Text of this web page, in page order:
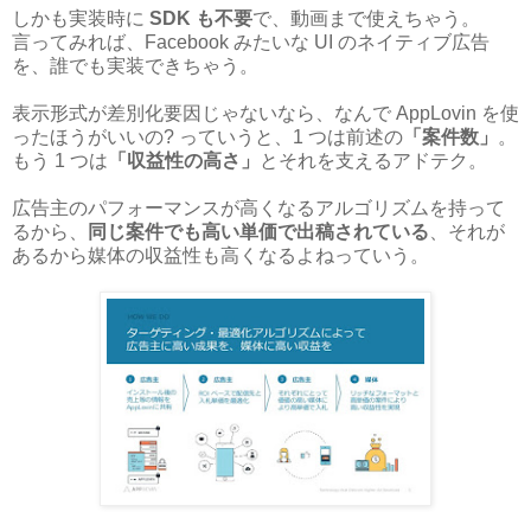
しかも実装時に SDK も不要で、動画まで使えちゃう。
言ってみれば、Facebook みたいな UI のネイティブ広告
を、誰でも実装できちゃう。
表示形式が差別化要因じゃないなら、なんで AppLovin を使
ったほうがいいの? っていうと、1 つは前述の 「案件数」
。
もう 1 つは 「収益性の高さ」 とそれを支えるアドテク。
広告主のパフォーマンスが高くなるアルゴリズムを持って
るから、
同じ案件でも高い単価で出稿されている 、それが
あるから媒体の収益性も高くなるよねっていう。